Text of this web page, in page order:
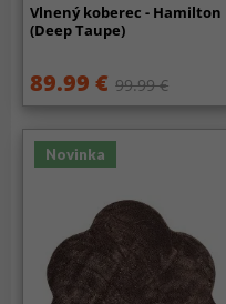
Vlnený koberec - Hamilton
(Deep Taupe)
89.99 € 99.99 €
Novinka